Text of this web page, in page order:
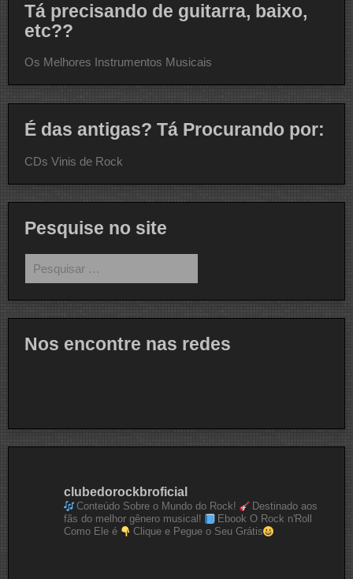
Tá precisando de guitarra, baixo,
etc??
Os Melhores Instrumentos Musicais
É das antigas? Tá Procurando por:
CDs Vinis de Rock
Pesquise no site
por:
Nos encontre nas redes
clubedorockbroficial
Conteúdo Sobre o Mundo do Rock!
Destinado aos
fãs do melhor gênero musical!
Ebook O Rock n'Roll
Como Ele é
Clique e Pegue o Seu Grátis